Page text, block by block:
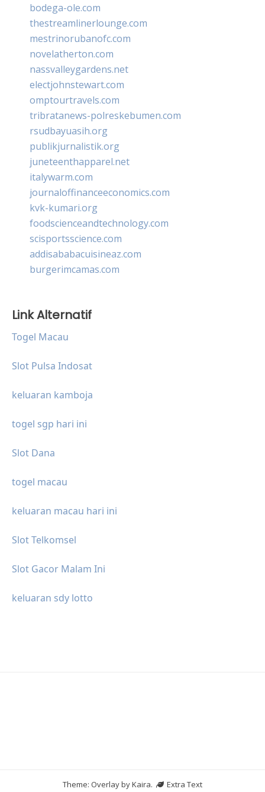
bodega-ole.com
thestreamlinerlounge.com
mestrinorubanofc.com
novelatherton.com
nassvalleygardens.net
electjohnstewart.com
omptourtravels.com
tribratanews-polreskebumen.com
rsudbayuasih.org
publikjurnalistik.org
juneteenthapparel.net
italywarm.com
journaloffinanceeconomics.com
kvk-kumari.org
foodscienceandtechnology.com
scisportsscience.com
addisababacuisineaz.com
burgerimcamas.com
Link Alternatif
Togel Macau
Slot Pulsa Indosat
keluaran kamboja
togel sgp hari ini
Slot Dana
togel macau
keluaran macau hari ini
Slot Telkomsel
Slot Gacor Malam Ini
keluaran sdy lotto
Theme: Overlay byKaira.
Extra Text